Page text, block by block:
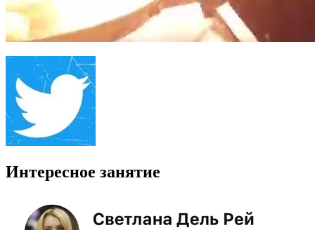
Интересное занятие